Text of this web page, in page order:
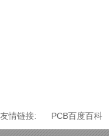
友情链接: PCB百度百科